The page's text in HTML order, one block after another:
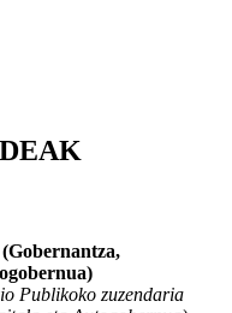
Publikoko zuzendaria